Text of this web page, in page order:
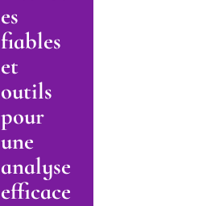
es
fiables
et
outils
pour
une
analyse
efficace